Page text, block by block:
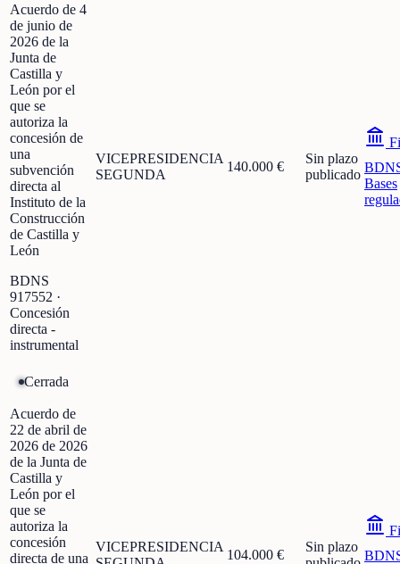
Acuerdo de 4
de junio de
2026 de la
Junta de
Castilla y
León por el
que se
autoriza la
concesión de
una
subvención
directa al
Instituto de la
Construcción
de Castilla y
León
BDNS
917552 ·
Concesión
directa -
instrumental
VICEPRESIDENCIA
SEGUNDA
140.000 €
Sin plazo
publicado
Bases
Cerrada
Acuerdo de
22 de abril de
2026 de 2026
de la Junta de
Castilla y
León por el
que se
autoriza la
concesión
directa de una
VICEPRESIDENCIA
104.000 €
Sin plazo